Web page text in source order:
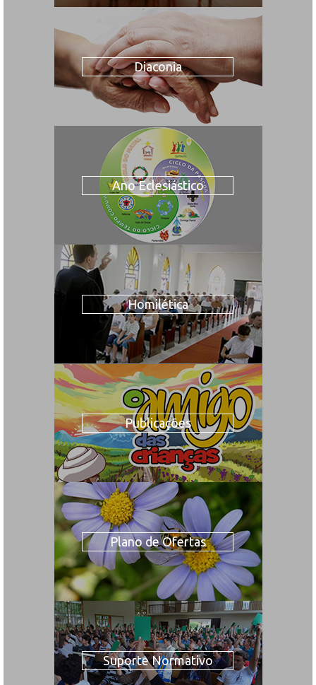
Diaconia
Ano Eclesiástico
Homilética
Publicações
Plano de Ofertas
Suporte Normativo